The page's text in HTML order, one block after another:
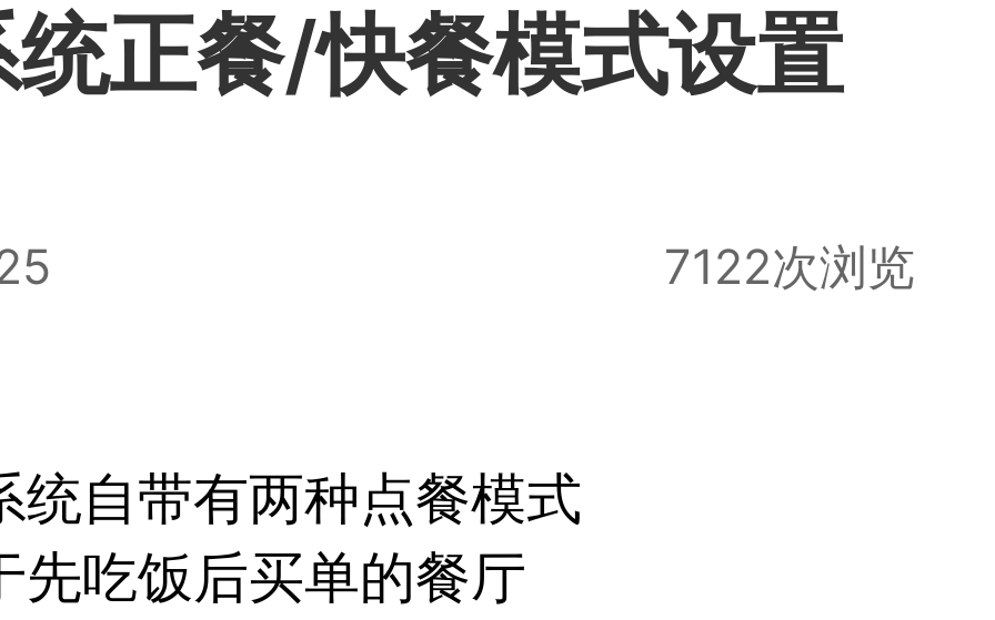
正餐/快餐模式设置
7122次浏览
统自带有两种点餐模式
先吃饭后买单的餐厅